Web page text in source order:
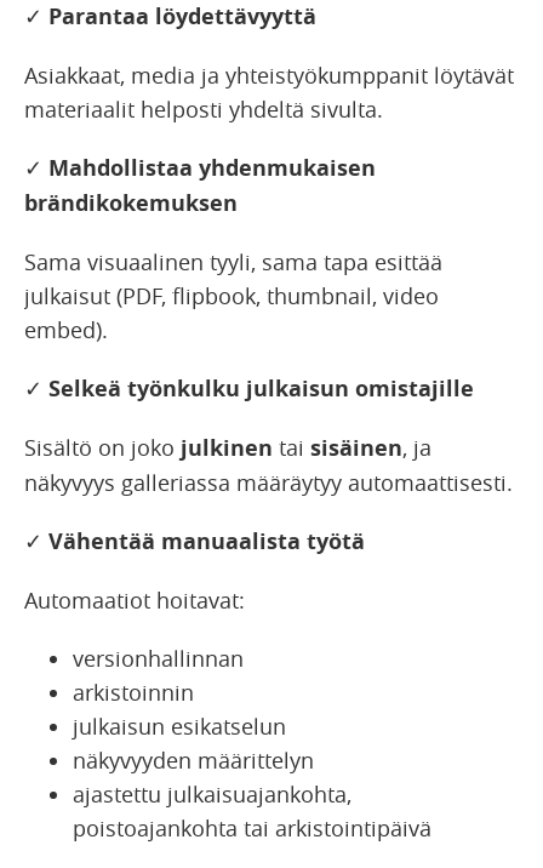
✓ Parantaa löydettävyyttä
Asiakkaat, media ja yhteistyökumppanit löytävät
materiaalit helposti yhdeltä sivulta.
✓ Mahdollistaa yhdenmukaisen
brändikokemuksen
Sama visuaalinen tyyli, sama tapa esittää
julkaisut (PDF, flipbook, thumbnail, video
embed).
✓ Selkeä työnkulku julkaisun omistajille
Sisältö on joko julkinen tai sisäinen, ja
näkyvyys galleriassa määräytyy automaattisesti.
✓ Vähentää manuaalista työtä
Automaatiot hoitavat:
versionhallinnan
arkistoinnin
julkaisun esikatselun
näkyvyyden määrittelyn
ajastettu julkaisuajankohta,
poistoajankohta tai arkistointipäivä